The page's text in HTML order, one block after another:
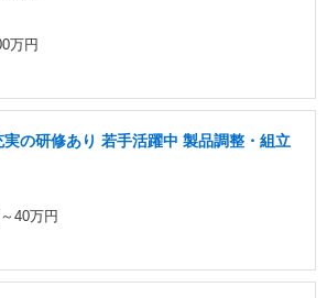
万円
実の研修あり 若手活躍中 製品調整・組立
40万円